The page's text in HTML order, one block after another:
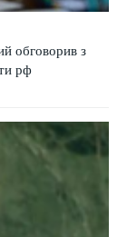
обговорив з
рф